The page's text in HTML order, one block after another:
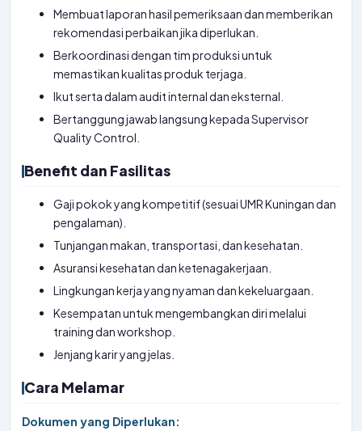
Membuat laporan hasil pemeriksaan dan memberikan
rekomendasi perbaikan jika diperlukan.
Berkoordinasi dengan tim produksi untuk
memastikan kualitas produk terjaga.
Ikut serta dalam audit internal dan eksternal.
Bertanggung jawab langsung kepada Supervisor
Quality Control.
Benefit dan Fasilitas
Gaji pokok yang kompetitif (sesuai UMR Kuningan dan
pengalaman).
Tunjangan makan, transportasi, dan kesehatan.
Asuransi kesehatan dan ketenagakerjaan.
Lingkungan kerja yang nyaman dan kekeluargaan.
Kesempatan untuk mengembangkan diri melalui
training dan workshop.
Jenjang karir yang jelas.
Cara Melamar
Dokumen yang Diperlukan: